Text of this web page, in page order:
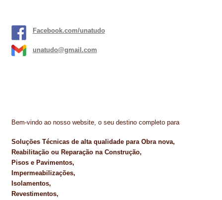
Facebook.com/unatudo
unatudo@gmail.com
Bem-vindo ao nosso website, o seu destino completo para
Soluções Técnicas de alta qualidade para Obra nova,
Reabilitação ou Reparação na Construção,
Pisos e Pavimentos,
Impermeabilizações,
Isolamentos,
Revestimentos,